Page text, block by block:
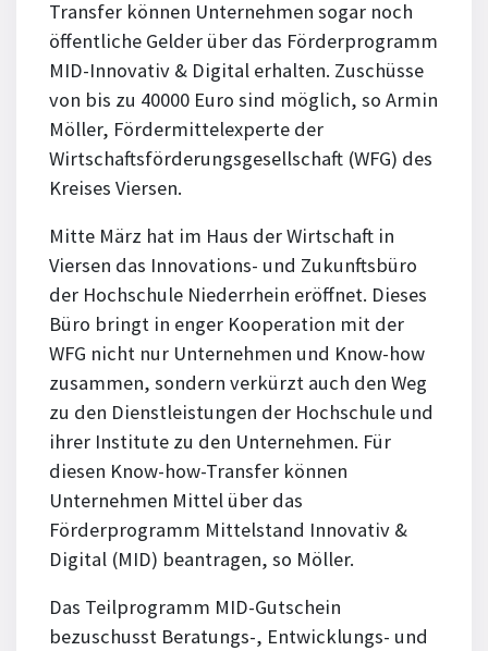
Transfer können Unternehmen sogar noch
öffentliche Gelder über das Förderprogramm
MID-Innovativ & Digital erhalten. Zuschüsse
von bis zu 40000 Euro sind möglich, so Armin
Möller, Fördermittelexperte der
Wirtschaftsförderungsgesellschaft (WFG) des
Kreises Viersen.
Mitte März hat im Haus der Wirtschaft in
Viersen das Innovations- und Zukunftsbüro
der Hochschule Niederrhein eröffnet. Dieses
Büro bringt in enger Kooperation mit der
WFG nicht nur Unternehmen und Know-how
zusammen, sondern verkürzt auch den Weg
zu den Dienstleistungen der Hochschule und
ihrer Institute zu den Unternehmen. Für
diesen Know-how-Transfer können
Unternehmen Mittel über das
Förderprogramm Mittelstand Innovativ &
Digital (MID) beantragen, so Möller.
Das Teilprogramm MID-Gutschein
bezuschusst Beratungs-, Entwicklungs- und